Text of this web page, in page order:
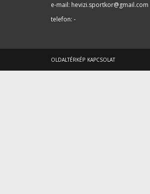
e-mail: hevizi.sportkor@gmail.com
telefon: -
OLDALTÉRKÉP KAPCSOLAT